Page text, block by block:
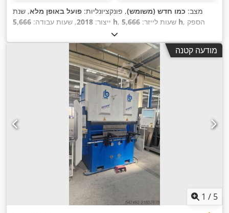
מצב: כמו חדש (משומש), פונקציונליות: פועל באופן מלא, שנת
ייצור: 2018, שעות עבודה: 5,666 h , שעות לייזר: 5,666 h, הספק
, עובי מירבי של לוח:
יריעת פלדה:25 מ"מ , עובי מירבי של יריעת אלומיניום:30 מ"מ
,
עובי מקסימלי של פח פליז:
15 מ"מ
, עובי משטח נחושת (מקסימלי):
, מהירות מיקום:100 מ'/דקה , דיוק מיקום:
, משקל חומר העבודה (מקס'):
, משקל כולל:
, רוחב כולל: 6,670 מ"מ , גובה כולל:
טווח עבודה:
20,248,100 מ"מ , ציוד:
מודעה קטנה
1 / 5